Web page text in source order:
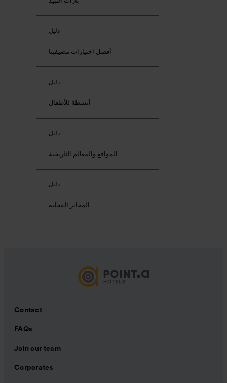
دليل
أفضل اختيارات مضيفينا
دليل
أنشطة للأطفال
دليل
المواقع والمعالم التاريخية
دليل
المخابز المحلية
Contact
FAQs
Join our team
Corporates